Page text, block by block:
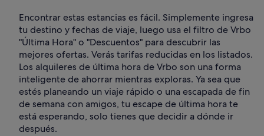
Encontrar estas estancias es fácil. Simplemente ingresa
tu destino y fechas de viaje, luego usa el filtro de Vrbo
"Última Hora" o "Descuentos" para descubrir las
mejores ofertas. Verás tarifas reducidas en los listados.
Los alquileres de última hora de Vrbo son una forma
inteligente de ahorrar mientras exploras. Ya sea que
estés planeando un viaje rápido o una escapada de fin
de semana con amigos, tu escape de última hora te
está esperando, solo tienes que decidir a dónde ir
después.